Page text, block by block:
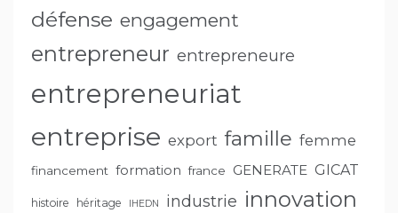
défense engagement
entrepreneur entrepreneure
entrepreneuriat
entreprise export famille femme
financement formation france GENERATE GICAT
histoire héritage IHEDN industrie innovation